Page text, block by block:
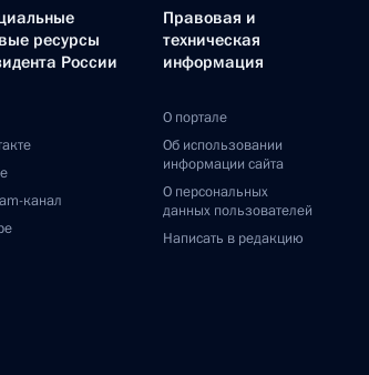
ресурсы
России
канал
Правовая и
техническая
информация
О портале
Об использовании
информации сайта
О персональных
данных пользователей
Написать в редакцию